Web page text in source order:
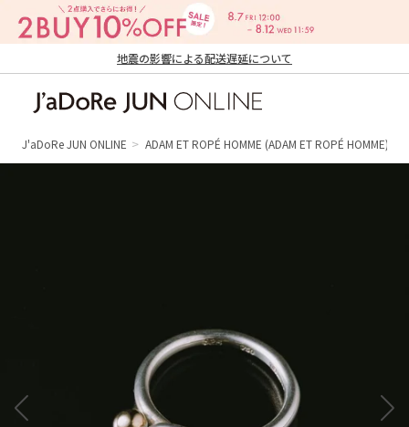
地震の影響による配送遅延について
ン オンライン）
J'aDoRe JUN ONLINE ADAM ET ROPÉ HOMME (ADAM ET ROPÉ HOMME)